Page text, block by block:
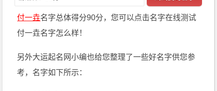
付一垚名字总体得分90分，您可以点击名字在线测试
付一垚名字怎么样！
另外大运起名网小编也给您整理了一些好名字供您参
考，名字如下所示：